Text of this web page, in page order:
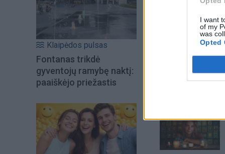
I want
of my
was
Opted
Klaipėdos pulsas
Fontanas trikdė
gyventojų ramybę naktį:
paaiškėjo priežastis